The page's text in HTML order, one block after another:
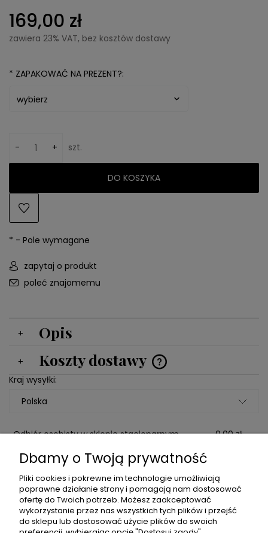
169,00 zł
zawiera 23% VAT, bez kosztów dostawy
* ZAPAKOWAĆ NA PREZENT?:
- + szt.
DO KOSZYKA
* - Pole wymagane
zapytaj o produkt
poleć znajomemu
Opis
Koszty dostawy
Cena nie zawiera ewentualnych kosztów płatności
Kraj wysyłki:
Odbiór osobisty w sklepie stacjonarnym
0,00 zł
Domówienie do poprzedniego zamówienia
((Proszę o dodanie w komentarzu numeru
zamówienia))
Paczkomaty 16,00 zł
Dbamy o Twoją prywatność
Pliki cookies i pokrewne im technologie umożliwiają
poprawne działanie strony i pomagają nam dostosować
ofertę do Twoich potrzeb. Możesz zaakceptować
wykorzystanie przez nas wszystkich tych plików i przejść
do sklepu lub dostosować użycie plików do swoich